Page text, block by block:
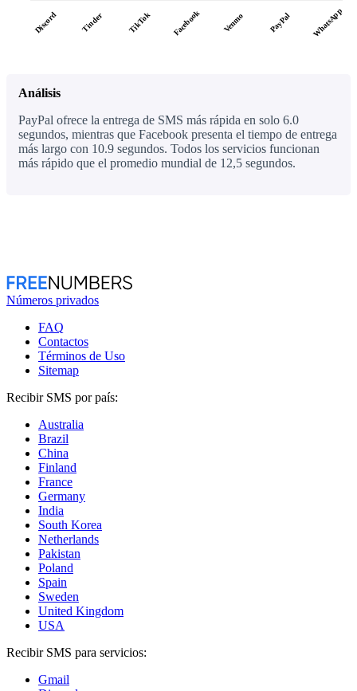
Discord Tinder TikTok Facebook Venmo PayPal WhatsApp
Análisis
PayPal ofrece la entrega de SMS más rápida en solo 6.0
segundos, mientras que Facebook presenta el tiempo de entrega
más largo con 10.9 segundos. Todos los servicios funcionan
más rápido que el promedio mundial de 12,5 segundos.
Números privados
FAQ
Contactos
Términos de Uso
Sitemap
Recibir SMS por país:
Australia
Brazil
China
Finland
France
Germany
India
South Korea
Netherlands
Pakistan
Poland
Spain
Sweden
United Kingdom
USA
Recibir SMS para servicios:
Gmail